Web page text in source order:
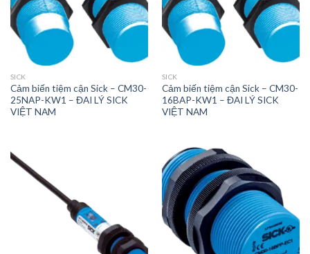
SICK
Cảm biến tiệm cận Sick – CM30-
25NAP-KW1 – ĐAI LÝ SICK
VIỆT NAM
SICK
Cảm biến tiệm cận Sick – CM30-
16BAP-KW1 – ĐAI LÝ SICK
VIỆT NAM